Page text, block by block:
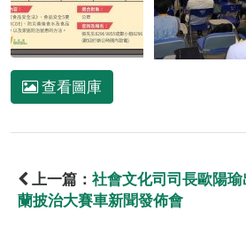
查看圖庫
上一篇： 社會文化司司長歐陽
蘭披治大賽車新聞發佈會